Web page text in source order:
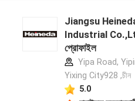
Jiangsu
Industrial
প্রোফাইল
Yipa Road,
Yixing City928 ,চীন
5.0